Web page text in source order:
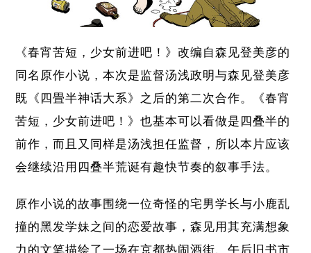
《春宵苦短，少女前进吧！》改编自森见登美彦的
同名原作小说，本次是监督汤浅政明与森见登美彦
既《四畳半神话大系》之后的第二次合作。《春宵
苦短，少女前进吧！》也基本可以看做是四叠半的
前作，而且又同样是汤浅担任监督，所以本片应该
会继续沿用四叠半荒诞有趣快节奏的叙事手法。
原作小说的故事围绕一位奇怪的宅男学长与小鹿乱
撞的黑发学妹之间的恋爱故事，森见用其充满想象
力的文笔描绘了一场在京都热闹酒街、午后旧书市